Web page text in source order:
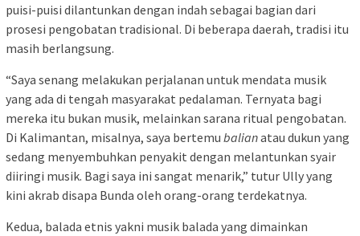
puisi-puisi dilantunkan dengan indah sebagai bagian dari
prosesi pengobatan tradisional. Di beberapa daerah, tradisi itu
masih berlangsung.
“Saya senang melakukan perjalanan untuk mendata musik
yang ada di tengah masyarakat pedalaman. Ternyata bagi
mereka itu bukan musik, melainkan sarana ritual pengobatan.
Di Kalimantan, misalnya, saya bertemu balianatau dukun yang
sedang menyembuhkan penyakit dengan melantunkan syair
diiringi musik. Bagi saya ini sangat menarik,” tutur Ully yang
kini akrab disapa Bunda oleh orang-orang terdekatnya.
Kedua, balada etnis yakni musik balada yang dimainkan